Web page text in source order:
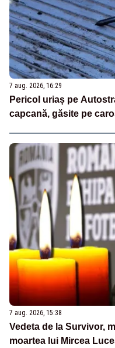
7 aug. 2026, 16:29
Pericol uriaș pe
capcană, găsite pe
7 aug. 2026, 15:38
Vedeta de la Survivor,
moartea lui Mircea